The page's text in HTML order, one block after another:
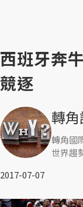
西班牙奔
競逐
轉角
轉角國
世界趨
2017-07-07